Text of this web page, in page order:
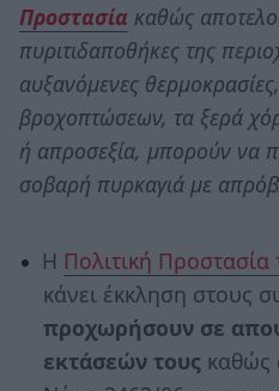
Προστασία καθώς
πυριτιδαποθήκες της
αυξανόμενες
βροχοπτώσεων, τα ξερά
ή απροσεξία, μπορούν να
σοβαρή πυρκαγιά με
Η Πολιτική
κάνει έκκληση στους
προχωρήσουν σε
εκτάσεών τους καθώς